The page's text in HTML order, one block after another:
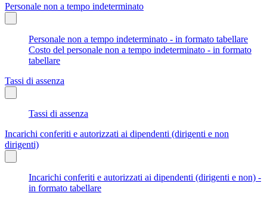
Personale non a tempo indeterminato
Personale non a tempo indeterminato - in formato tabellare
Costo del personale non a tempo indeterminato - in formato
tabellare
Tassi di assenza
Tassi di assenza
Incarichi conferiti e autorizzati ai dipendenti (dirigenti e non
dirigenti)
Incarichi conferiti e autorizzati ai dipendenti (dirigenti e non) -
in formato tabellare